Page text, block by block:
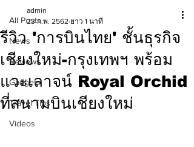
All Posts
News
Reviews
Gadgets
Travel Tips
Videos
รีวิว 'การบินไทย' ชั้นธุรกิจ
เชียงใหม่-กรุงเทพฯ พร้อม
แวะเลาจน์ Royal Orchid
ที่สนามบินเชียงใหม่
admin
23 ก.พ. 2562 ยาว 1 นาที